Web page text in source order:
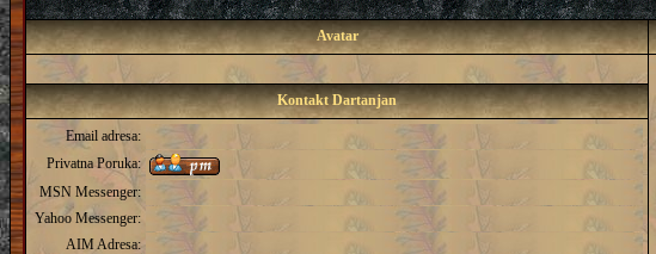
Avatar
Kontakt Dartanjan
Email adresa:
Privatna Poruka:
MSN Messenger:
Yahoo Messenger:
AIM Adresa: